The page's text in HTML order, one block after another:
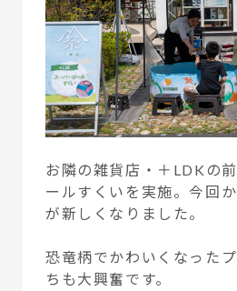
お隣の雑貨店・＋LDKの
ールすくいを実施。今回
が新しくなりました。
恐竜柄でかわいくなった
ちも大興奮です。